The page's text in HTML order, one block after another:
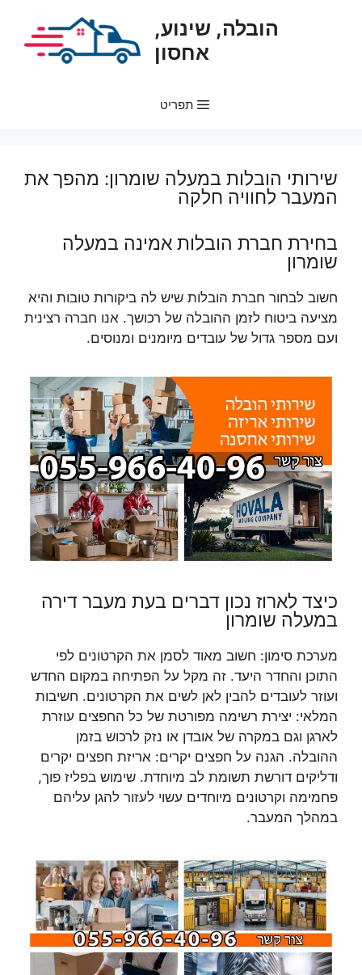
הובלה, שינוע,
אחסון
תפריט
שירותי הובלות במעלה שומרון: מהפך את
המעבר לחוויה חלקה
בחירת חברת הובלות אמינה במעלה
שומרון
חשוב לבחור חברת הובלות שיש לה ביקורות טובות והיא
מציעה ביטוח לזמן ההובלה של רכושך. אנו חברה רצינית
ועם מספר גדול של עובדים מיומנים ומנוסים.
כיצד לארוז נכון דברים בעת מעבר דירה
במעלה שומרון
מערכת סימון: חשוב מאוד לסמן את הקרטונים לפי
התוכן והחדר היעד. זה מקל על הפתיחה במקום החדש
ועוזר לעובדים להבין לאן לשים את הקרטונים. חשיבות
המלאי: יצירת רשימה מפורטת של כל החפצים עוזרת
לארגן וגם במקרה של אובדן או נזק לרכוש בזמן
ההובלה. הגנה על חפצים יקרים: אריזת חפצים יקרים
ודליקים דורשת תשומת לב מיוחדת. שימוש בפליז פוך,
פחמימה וקרטונים מיוחדים עשוי לעזור להגן עליהם
במהלך המעבר.